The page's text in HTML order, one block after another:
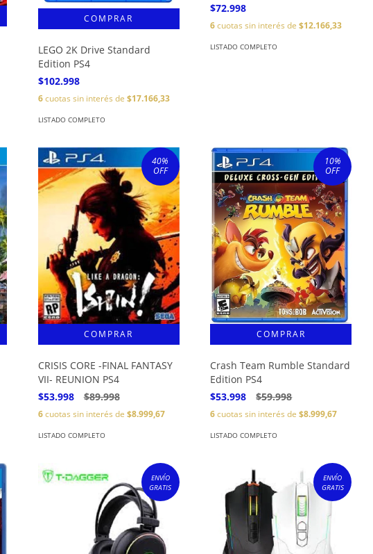
LEGO 2K Drive Standard
Edition PS4
$102.998
6cuotas sin interés de $17.166,33
LISTADO COMPLETO
$72.998
6cuotas sin interés de$12.166,33
LISTADO COMPLETO
40%
OFF
CRISIS CORE -FINAL FANTASY
VII- REUNION PS4
$53.998
$89.998
6cuotas sin interés de $8.999,67
LISTADO COMPLETO
10%
OFF
Crash Team Rumble Standard
Edition PS4
$53.998
$59.998
6cuotas sin interés de$8.999,67
LISTADO COMPLETO
ENVÍO
GRATIS
ENVÍO
GRATIS